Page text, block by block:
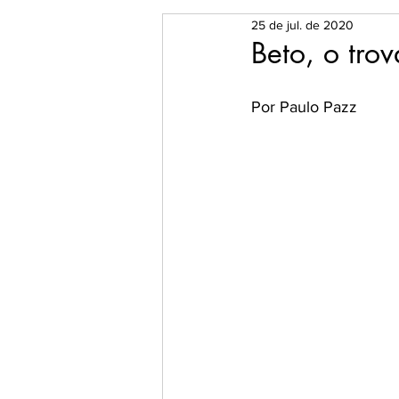
O Universo dos Livros
Beto, o
25 de jul. de 2020
Por Paulo Pazz